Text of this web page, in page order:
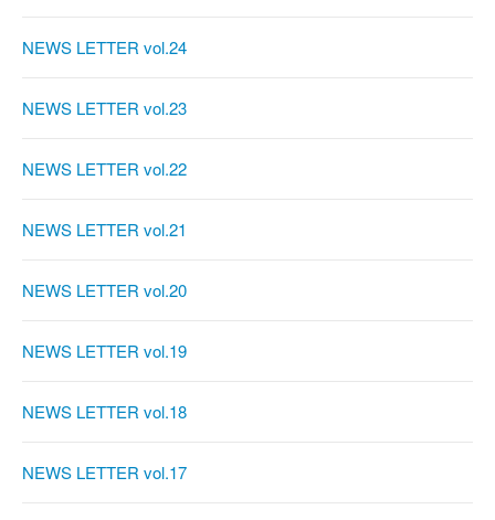
NEWS LETTER vol.24
NEWS LETTER vol.23
NEWS LETTER vol.22
NEWS LETTER vol.21
NEWS LETTER vol.20
NEWS LETTER vol.19
NEWS LETTER vol.18
NEWS LETTER vol.17